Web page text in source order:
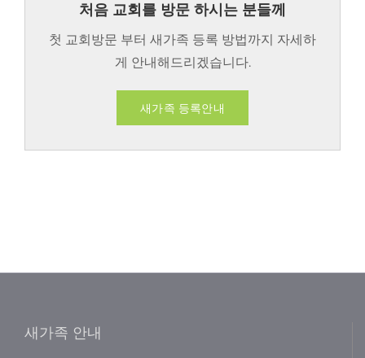
처음 교회를 방문 하시는 분들께
첫 교회방문 부터 새가족 등록 방법까지 자세하
게 안내해드리겠습니다.
새가족 등록안내
새가족 안내